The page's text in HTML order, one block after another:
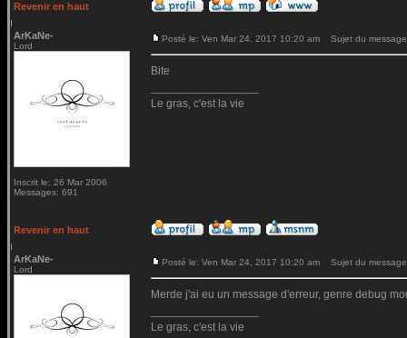
Revenir en haut
ArKaNe-
Lord
Inscrit le: 26 Mar 2006
Messages: 691
Posté le: Ven Mar 24, 2017 10:20 am Sujet du
Bite
Le gras, c'est la vie
Revenir en haut
ArKaNe-
Lord
Posté le: Ven Mar 24, 2017 10:20 am Sujet du
Merde j'ai eu un message d'erreur, genre debug
Le gras, c'est la vie